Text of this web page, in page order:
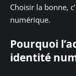
Choisir la bonne,
numérique.
Pourquoi
identité